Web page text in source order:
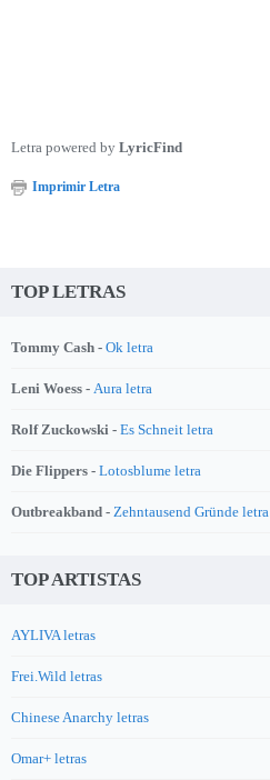
Letra powered by LyricFind
Imprimir Letra
TOP LETRAS
Tommy Cash - Ok letra
Leni Woess - Aura letra
Rolf Zuckowski - Es Schneit letra
Die Flippers - Lotosblume letra
Outbreakband - Zehntausend Gründe letra
TOP ARTISTAS
AYLIVA letras
Frei.Wild letras
Chinese Anarchy letras
Omar+ letras